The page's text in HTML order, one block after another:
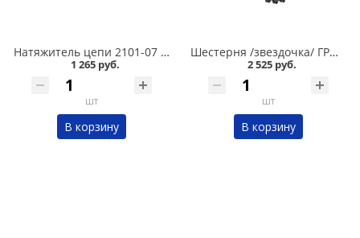
Натяжитель цепи 2101-07 автомат в Омске
1 265 руб.
шт
В корзину
Шестерня /звездочка/ ГРМ 2101-07 /2б+1м/, комплект АвтоВАЗ в Омске
2 525 руб.
шт
В корзину